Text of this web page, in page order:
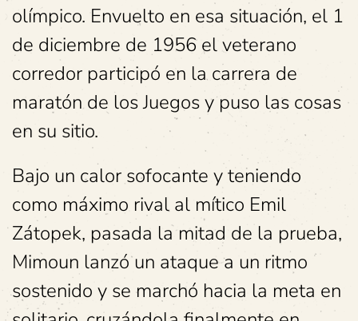
olímpico. Envuelto en esa situación, el 1
de diciembre de 1956 el veterano
corredor participó en la carrera de
maratón de los Juegos y puso las cosas
en su sitio.
Bajo un calor sofocante y teniendo
como máximo rival al mítico Emil
Zátopek, pasada la mitad de la prueba,
Mimoun lanzó un ataque a un ritmo
sostenido y se marchó hacia la meta en